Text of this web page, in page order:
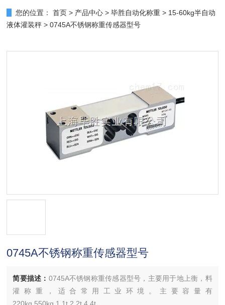
您的位置： 首页 > 产品中心 >毕胜自动化称重 > 15-60kg半自动
液体灌装秤 > 0745A不锈钢称重传感器型号
0745A不锈钢称重传感器型号
简要描述： 0745A不锈钢称重传感器型号，主要用于地上衡，料
灌称重，适合常用工业环境。主要容量有